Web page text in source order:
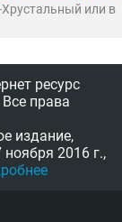
Хрустальный или в
ресурс
Все права
издание,
ноября 2016 г.,